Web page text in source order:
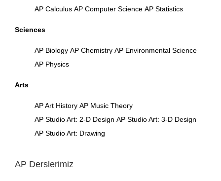
AP Calculus AP Computer Science AP Statistics
Sciences
AP Biology AP Chemistry AP Environmental Science
AP Physics
Arts
AP Art History AP Music Theory
AP Studio Art: 2-D Design AP Studio Art: 3-D Design
AP Studio Art: Drawing
AP Derslerimiz